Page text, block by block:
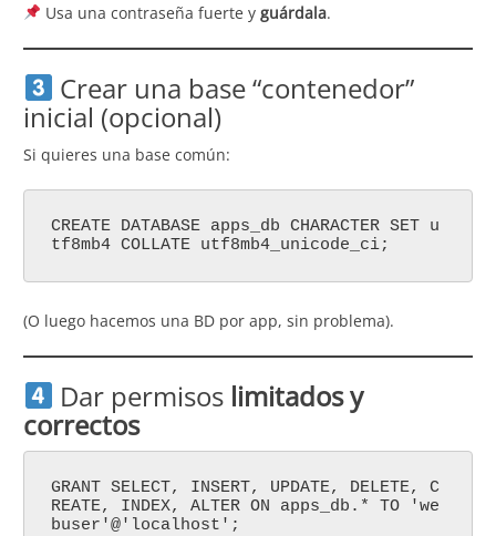
Usa una contraseña fuerte y guárdala.
Crear una base “contenedor”
inicial (opcional)
Si quieres una base común:
CREATE DATABASE apps_db CHARACTER SET u
tf8mb4 COLLATE utf8mb4_unicode_ci;
(O luego hacemos una BD por app, sin problema).
Dar permisos limitados y
correctos
GRANT SELECT, INSERT, UPDATE, DELETE, C
REATE, INDEX, ALTER ON apps_db.* TO 'we
buser'@'localhost';